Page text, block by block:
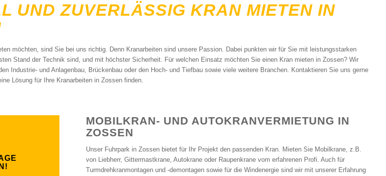
UND ZUVERLÄSSIG KRAN MIETEN IN
möchten, sind Sie bei uns richtig. Denn Kranarbeiten sind unsere Passion. Dabei punkten wir für Sie mit leistungsstarken
Stand der Technik sind, und mit höchster Sicherheit. Für welchen Einsatz möchten Sie einen Kran mieten in Zossen? Wir
Industrie- und Anlagenbau, Brückenbau oder den Hoch- und Tiefbau sowie viele weitere Branchen. Kontaktieren Sie uns gerne
Lösung für Ihre Kranarbeiten in Zossen finden.
MOBILKRAN- UND AUTOKRANVERMIETUNG IN
ZOSSEN
Unser Fuhrpark in Zossen bietet für Ihr Projekt den passenden Kran. Mieten Sie Mobilkrane, z.B.
von Liebherr, Gittermastkrane, Autokrane oder Raupenkrane vom erfahrenen Profi. Auch für
Turmdrehkranmontagen und -demontagen sowie für die Windenergie sind wir mit unserer Erfahrung